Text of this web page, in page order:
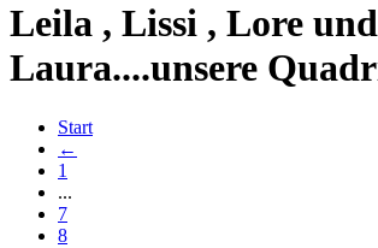
Leila , Lissi , Lore und
Laura....unsere
Start
←
1
...
7
8